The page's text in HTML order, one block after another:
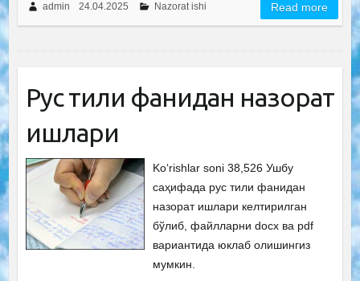
admin 24.04.2025 Nazorat ishi Read more
Рус тили фанидан назорат
ишлари
Ko‘rishlar soni 38,526 Ушбу
саҳифада рус тили фанидан
назорат ишлари келтирилган
бўлиб, файлларни docx ва pdf
вариантида юклаб олишингиз
мумкин.